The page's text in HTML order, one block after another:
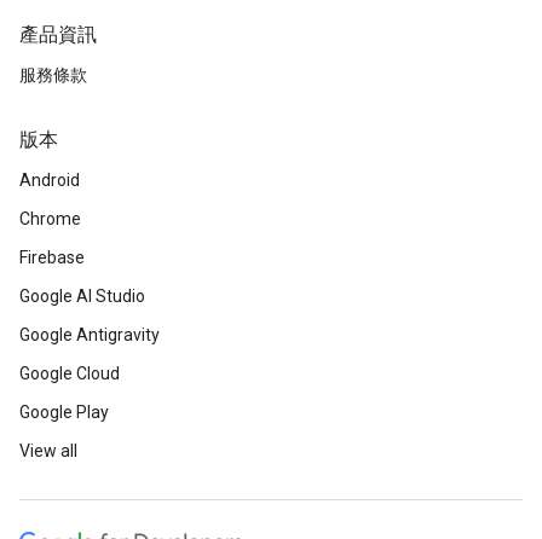
產品資訊
服務條款
版本
Android
Chrome
Firebase
Google AI Studio
Google Antigravity
Google Cloud
Google Play
View all